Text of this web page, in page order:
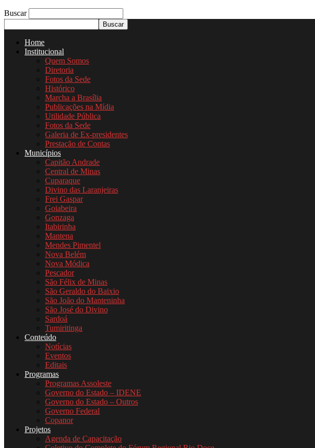
Buscar
Home
Institucional
Quem Somos
Diretoria
Fotos da Sede
Histórico
Marcha a Brasília
Publicações na Mídia
Utilidade Pública
Fotos da Sede
Galeria de Ex-presidentes
Prestação de Contas
Municípios
Capitão Andrade
Central de Minas
Cuparaque
Divino das Laranjeiras
Frei Gaspar
Goiabeira
Gonzaga
Itabirinha
Mantena
Mendes Pimentel
Nova Belém
Nova Módica
Pescador
São Félix de Minas
São Geraldo do Baixio
São João do Manteninha
São José do Divino
Sardoá
Tumiritinga
Conteúdo
Notícias
Eventos
Editais
Programas
Programas Assoleste
Governo do Estado – IDENE
Governo do Estado – Outros
Governo Federal
Copanor
Projetos
Agenda de Capacitação